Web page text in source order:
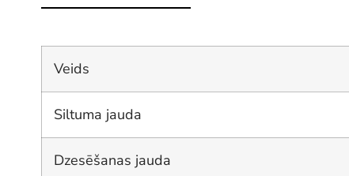
Veids
Siltuma jauda
Dzesēšanas jauda